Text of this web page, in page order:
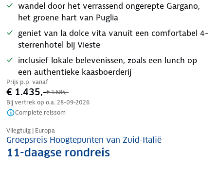
wandel door het verrassend ongerepte Gargano,
het groene hart van Puglia
geniet van la dolce vita vanuit een comfortabel 4-
sterrenhotel bij Vieste
inclusief lokale belevenissen, zoals een lunch op
een authentieke kaasboerderij
Prijs p.p. vanaf
€ 1.435,-€ 1.685,-
Bij vertrek op o.a. 28-09-2026
Complete reissom
Tijdelijk in prijs verlaagd
Vliegtuig | Europa
Groepsreis Hoogtepunten van Zuid-Italië
11-daagse rondreis